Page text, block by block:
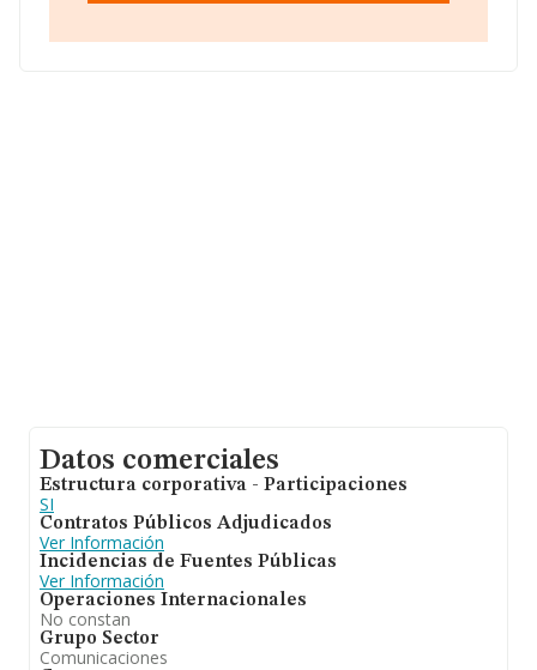
alcanza los 278 mil euros. En relación con la
Datos comerciales
Estructura corporativa - Participaciones
SI
Contratos Públicos Adjudicados
Ver Información
Incidencias de Fuentes Públicas
Ver Información
Operaciones Internacionales
No constan
Grupo Sector
Comunicaciones